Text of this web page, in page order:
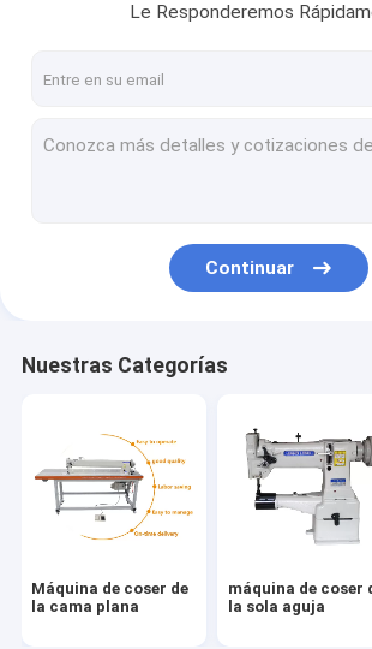
máquina de coser de la aguja doble
máquina de coser de la alimentación
Máquina que raspa de cuero
Le Responderemos
Continuar
Nuestras Categorías
Máquina de coser de
la cama plana
máquina de coser
la sola aguja